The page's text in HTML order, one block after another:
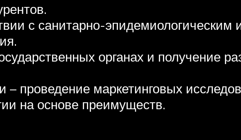
с санитарно-
органах и получение
– проведение маркетинговых
на основе преимуществ.